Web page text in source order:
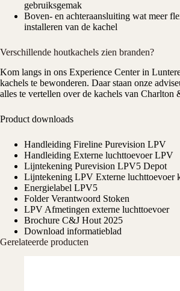
gebruiksgemak
Boven- en achteraansluiting wat meer
installeren van de kachel
Verschillende houtkachels zien branden?
Kom langs in ons Experience Centerin
kachels te bewonderen. Daar staan onze
alles te vertellen over de kachels van Charlton
Product downloads
Handleiding Fireline Purevision LPV
Handleiding Externe luchttoevoer LPV
Lijntekening Purevision LPV5 Depot
Lijntekening LPV Externe luchttoevoer
Energielabel LPV5
Folder Verantwoord Stoken
LPV Afmetingen externe luchttoevoer
Brochure C&J Hout 2025
Download informatieblad
Gerelateerde producten